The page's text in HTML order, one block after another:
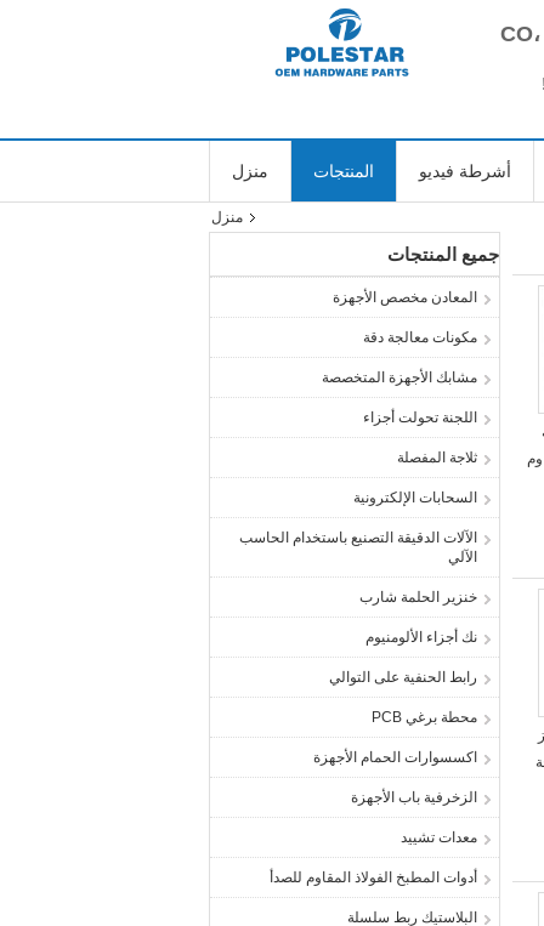
منزل المنتجات أشرطة فيديو
منزل
جميع المنتجات
المعادن مخصص الأجهزة
مكونات معالجة دقة
مشابك الأجهزة المتخصصة
اللجنة تحولت أجزاء
ثلاجة المفصلة
السحابات الإلكترونية
الآلات الدقيقة التصنيع باستخدام الحاسب
الآلي
خنزير الحلمة شارب
نك أجزاء الألومنيوم
رابط الحنفية على التوالي
محطة برغي PCB
اكسسوارات الحمام الأجهزة
الزخرفية باب الأجهزة
معدات تشييد
أدوات المطبخ الفولاذ المقاوم للصدأ
البلاستيك ربط سلسلة